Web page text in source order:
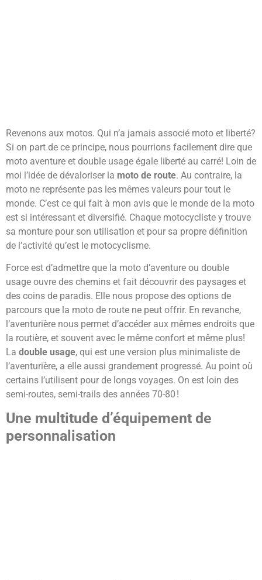
Revenons aux motos. Qui n’a jamais associé moto et liberté?
Si on part de ce principe, nous pourrions facilement dire que
moto aventure et double usage égale liberté au carré! Loin de
moi l’idée de dévaloriser la moto de route. Au contraire, la
moto ne représente pas les mêmes valeurs pour tout le
monde. C’est ce qui fait à mon avis que le monde de la moto
est si intéressant et diversifié. Chaque motocycliste y trouve
sa monture pour son utilisation et pour sa propre définition
de l’activité qu’est le motocyclisme.
Force est d’admettre que la moto d’aventure ou double
usage ouvre des chemins et fait découvrir des paysages et
des coins de paradis. Elle nous propose des options de
parcours que la moto de route ne peut offrir. En revanche,
l’aventurière nous permet d’accéder aux mêmes endroits que
la routière, et souvent avec le même confort et même plus!
La double usage, qui est une version plus minimaliste de
l’aventurière, a elle aussi grandement progressé. Au point où
certains l’utilisent pour de longs voyages. On est loin des
semi-routes, semi-trails des années 70-80 !
Une multitude d’équipement de
personnalisation